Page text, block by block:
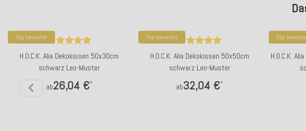
Top bewertet
H.O.C.K. Alia Dekokissen 50x30cm
schwarz Leo-Muster
ab26,04 €*
Top bewertet
H.O.C.K. Alia Dekokissen 50x50cm
schwarz Leo-Muster
ab32,04 €*
Top
H.O.C.K.